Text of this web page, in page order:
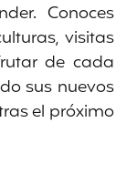
Conoces
visitas
de cada
sus nuevos
el próximo